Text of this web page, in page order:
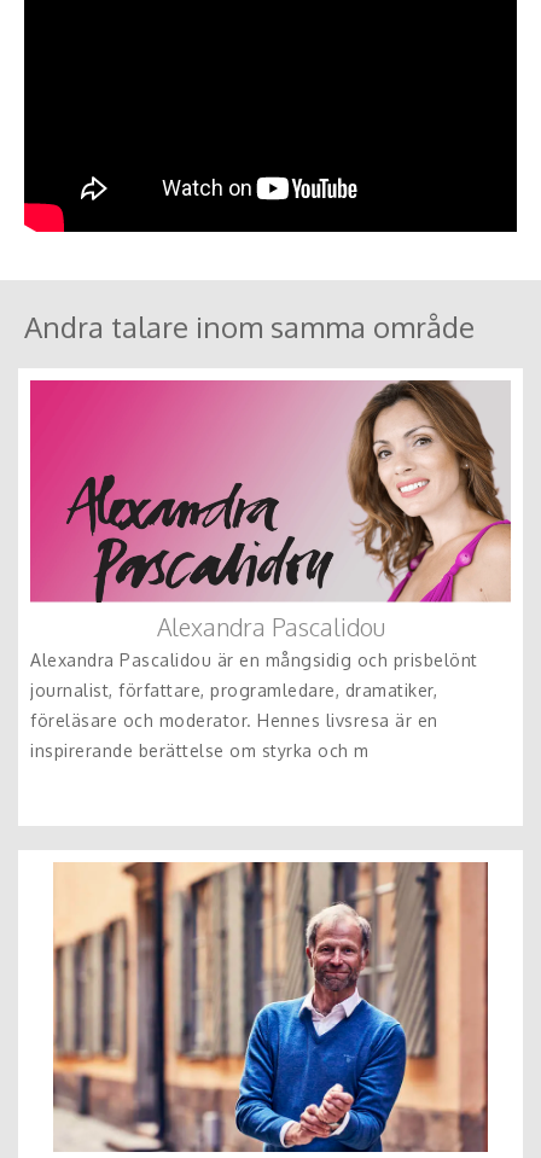
Andra talare inom samma område
Alexandra Pascalidou
Alexandra Pascalidou är en mångsidig och prisbelönt
journalist, författare, programledare, dramatiker,
föreläsare och moderator. Hennes livsresa är en
inspirerande berättelse om styrka och m